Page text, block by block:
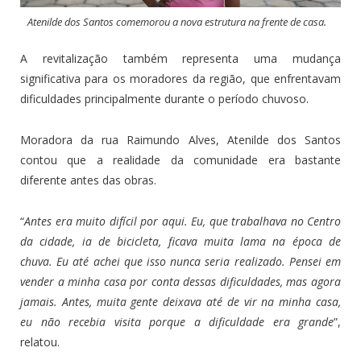
Atenilde dos Santos comemorou a nova estrutura na frente de casa.
A revitalização também representa uma mudança
significativa para os moradores da região, que enfrentavam
dificuldades principalmente durante o período chuvoso.
Moradora da rua Raimundo Alves, Atenilde dos Santos
contou que a realidade da comunidade era bastante
diferente antes das obras.
“Antes era muito difícil por aqui. Eu, que trabalhava no Centro
da cidade, ia de bicicleta, ficava muita lama na época de
chuva. Eu até achei que isso nunca seria realizado. Pensei em
vender a minha casa por conta dessas dificuldades, mas agora
jamais. Antes, muita gente deixava até de vir na minha casa,
eu não recebia visita porque a dificuldade era grande”,
relatou.